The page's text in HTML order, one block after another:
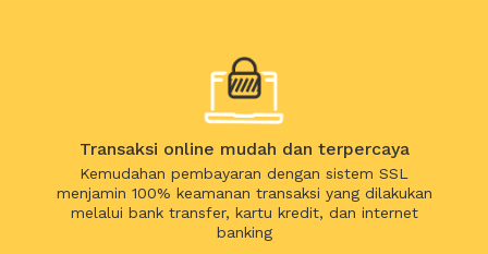
Transaksi online mudah dan terpercaya
Kemudahan pembayaran dengan sistem SSL
menjamin 100% keamanan transaksi yang dilakukan
melalui bank transfer, kartu kredit, dan internet
banking